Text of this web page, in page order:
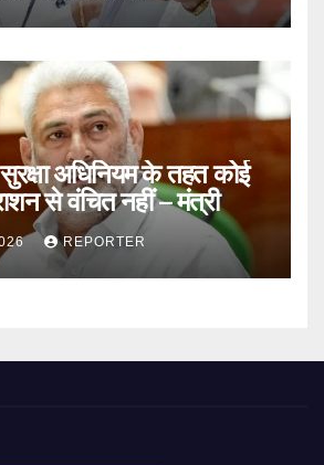
सुरक्षा अधिनियम के तहत कोई
से वंचित नहीं – मंत्री
REPORTER